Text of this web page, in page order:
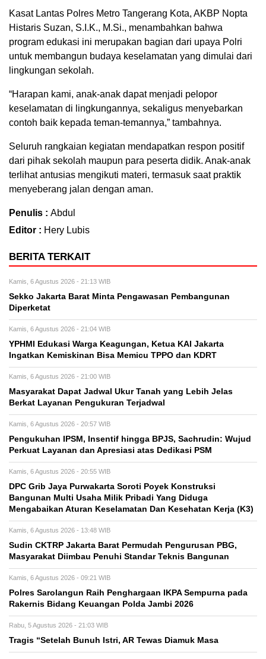
Kasat Lantas Polres Metro Tangerang Kota, AKBP Nopta
Histaris Suzan, S.I.K., M.Si., menambahkan bahwa
program edukasi ini merupakan bagian dari upaya Polri
untuk membangun budaya keselamatan yang dimulai dari
lingkungan sekolah.
“Harapan kami, anak-anak dapat menjadi pelopor
keselamatan di lingkungannya, sekaligus menyebarkan
contoh baik kepada teman-temannya,” tambahnya.
Seluruh rangkaian kegiatan mendapatkan respon positif
dari pihak sekolah maupun para peserta didik. Anak-anak
terlihat antusias mengikuti materi, termasuk saat praktik
menyeberang jalan dengan aman.
Penulis : Abdul
Editor : Hery Lubis
BERITA TERKAIT
Kamis, 6 Agustus 2026 - 21:13 WIB
Sekko Jakarta Barat Minta Pengawasan Pembangunan
Diperketat
Kamis, 6 Agustus 2026 - 21:04 WIB
YPHMI Edukasi Warga Keagungan, Ketua KAI Jakarta
Ingatkan Kemiskinan Bisa Memicu TPPO dan KDRT
Kamis, 6 Agustus 2026 - 21:00 WIB
Masyarakat Dapat Jadwal Ukur Tanah yang Lebih Jelas
Berkat Layanan Pengukuran Terjadwal
Kamis, 6 Agustus 2026 - 20:57 WIB
Pengukuhan IPSM, Insentif hingga BPJS, Sachrudin: Wujud
Perkuat Layanan dan Apresiasi atas Dedikasi PSM
Kamis, 6 Agustus 2026 - 20:55 WIB
DPC Grib Jaya Purwakarta Soroti Poyek Konstruksi
Bangunan Multi Usaha Milik Pribadi Yang Diduga
Mengabaikan Aturan Keselamatan Dan Kesehatan Kerja (K3)
Kamis, 6 Agustus 2026 - 13:48 WIB
Sudin CKTRP Jakarta Barat Permudah Pengurusan PBG,
Masyarakat Diimbau Penuhi Standar Teknis Bangunan
Kamis, 6 Agustus 2026 - 09:21 WIB
Polres Sarolangun Raih Penghargaan IKPA Sempurna pada
Rakernis Bidang Keuangan Polda Jambi 2026
Rabu, 5 Agustus 2026 - 21:03 WIB
Tragis “Setelah Bunuh Istri, AR Tewas Diamuk Masa